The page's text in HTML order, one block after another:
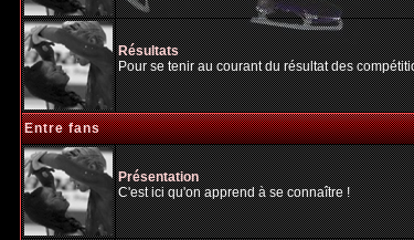
Résultats
Pour se tenir au courant du résultat des
Entre fans
Présentation
C'est ici qu'on apprend à se connaître !